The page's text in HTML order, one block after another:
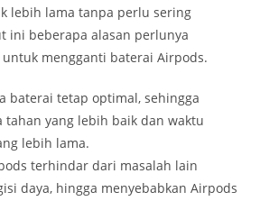
lebih lama tanpa perlu sering
ini beberapa alasan perlunya
mengganti baterai Airpods.
baterai tetap optimal, sehingga
tahan yang lebih baik dan waktu
lebih lama.
terhindar dari masalah lain
daya, hingga menyebabkan Airpods